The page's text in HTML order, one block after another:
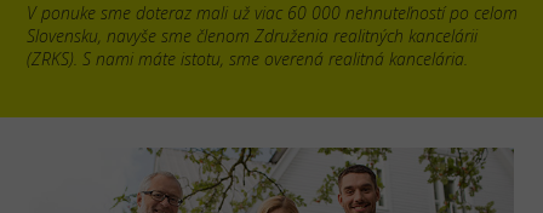
V ponuke sme doteraz mali už viac 60 000 nehnuteľností po celom
Slovensku, navyše sme členom Združenia realitných kancelárii
(ZRKS). S nami máte istotu, sme overená realitná kancelária.